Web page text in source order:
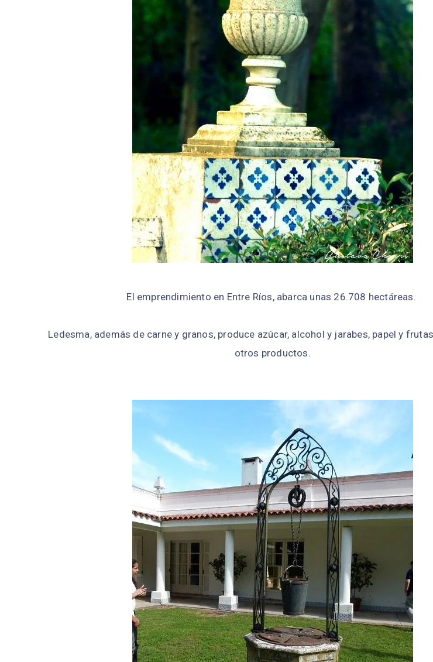
El emprendimiento en Entre Ríos, abarca unas 26.708 hectáreas.
Ledesma, además de carne y granos, produce azúcar, alcohol y jarabes, papel y
otros productos.